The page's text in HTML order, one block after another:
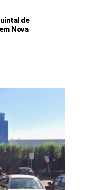
de
Nova